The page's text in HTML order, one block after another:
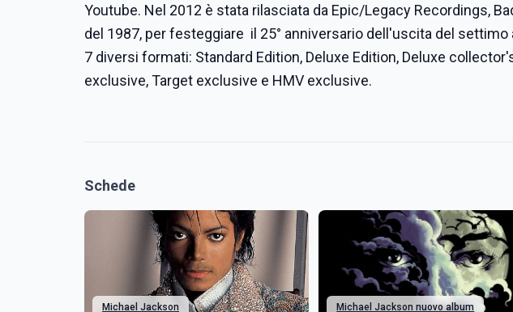
Youtube. Nel 2012 è stata rilasciata da Epic/Legacy Recordings,
del 1987, per festeggiare il 25° anniversario dell'uscita del
7 diversi formati: Standard Edition, Deluxe Edition, Deluxe
exclusive, Target exclusive e HMV exclusive.
Schede
Michael Jackson Michael Jackson nuovo album